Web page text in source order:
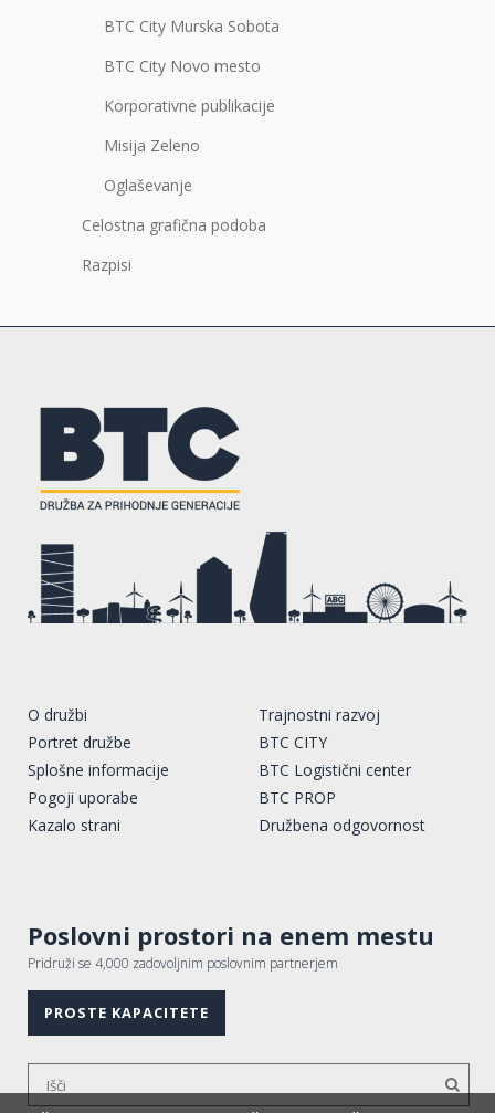
BTC City Murska Sobota
BTC City Novo mesto
Korporativne publikacije
Misija Zeleno
Oglaševanje
Celostna grafična podoba
Razpisi
O družbi
Portret družbe
Splošne informacije
Pogoji uporabe
Kazalo strani
Trajnostni razvoj
BTC CITY
BTC Logistični center
BTC PROP
Družbena odgovornost
Poslovni prostori na enem mestu
Pridruži se 4,000 zadovoljnim poslovnim partnerjem
PROSTE KAPACITETE